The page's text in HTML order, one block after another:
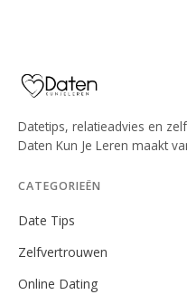
Datetips, relatieadvies en
Daten Kun Je Leren maakt
CATEGORIEËN
Date Tips
Zelfvertrouwen
Online Dating